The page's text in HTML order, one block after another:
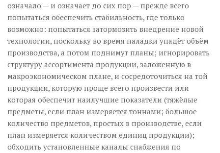
означало — и означает до сих пор — прежде всего
попытаться обеспечить стабильность, где только
возможно: попытаться затормозить внедрение новой
технологии, поскольку во время наладки упадёт объём
производства, а потом поднимут планы; игнорировать
структуру ассортимента продукции, заложенную в
макроэкономическом плане, и сосредоточиться на той
продукции, которую проще всего произвести или
которая обеспечит наилучшие показатели (тяжёлые
предметы, если план измеряется тоннами; большое
количество предметов, простых в производстве, если
план измеряется количеством единиц продукции);
обходить установленные каналы снабжения по